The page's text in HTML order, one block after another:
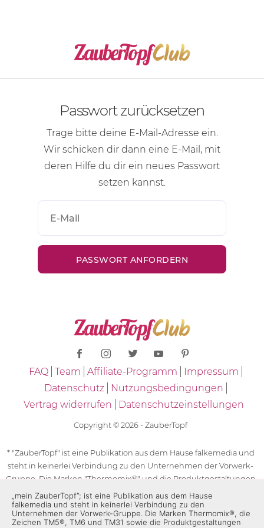
Passwort zurücksetzen
Trage bitte deine E-Mail-Adresse ein.
Wir schicken dir dann eine E-Mail , mit
deren Hilfe du dir ein neues Passwort
setzen kannst.
FAQ Team Affiliate-Programm
Impressum
Datenschutz
Nutzungsbedingungen
Vertrag widerrufen
Datenschutzeinstellungen
Copyright © 2026 - ZauberTopf
* "ZauberTopf" ist eine Publikation aus dem Hause falkemedia und
steht in keinerlei Verbindung zu den Unternehmen der Vorwerk-
Gruppe. Die Marken "Thermomix®" und die Produktgestaltungen
des "Thermomix®" sind eingetragene Marken der Unternehmen
der Vorwerk-Gruppe. Die Marken Thermomix®, die Zeichen TM5®,
TM6 und TM31 sowie die Produktgestaltungen des Thermomix®
„mein ZauberTopf”; ist eine Publikation aus dem Hause
falkemedia und steht in keinerlei Verbindung zu den
Unternehmen der Vorwerk-Gruppe. Die Marken Thermomix®, die
Zeichen TM5®, TM6 und TM31 sowie die Produktgestaltungen